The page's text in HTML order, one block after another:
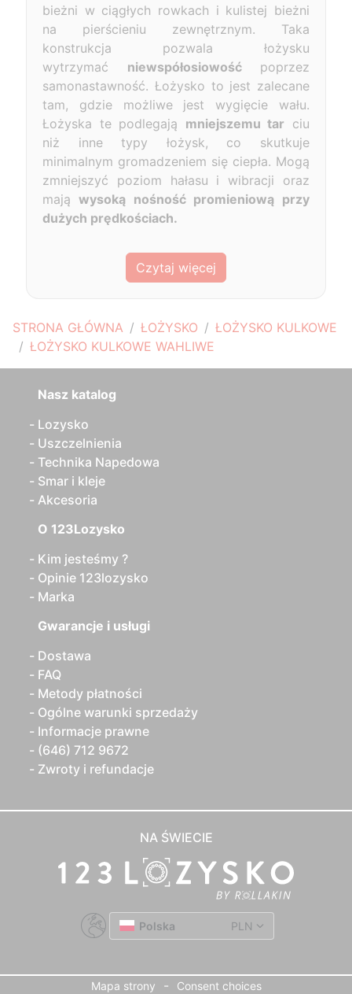
STRONA GŁÓWNA ŁOŻYSKO
ŁOŻYSKO KULKOWE
ŁOŻYSKO KULKOWE WAHLIWE
bieżni w ciągłych rowkach i kulistej bieżni
na pierścieniu zewnętrznym. Taka
konstrukcja pozwala łożysku
wytrzymać
niewspółosiowość
poprzez
samonastawność. Łożysko to jest zalecane
tam, gdzie możliwe jest wygięcie wału.
Łożyska te podlegają mniejszemu tar ciu
niż inne typy łożysk, co skutkuje
minimalnym gromadzeniem się ciepła. Mogą
zmniejszyć poziom hałasu i wibracji oraz
mają wysoką nośność promieniową przy
dużych prędkościach.
Czytaj więcej
Nasz katalog
Lozysko
Uszczelnienia
Technika Napedowa
Smar i kleje
Akcesoria
O 123Lozysko
Kim jesteśmy ?
Opinie 123lozysko
Marka
Gwarancje i usługi
Dostawa
FAQ
Metody płatności
Ogólne warunki sprzedaży
Informacje prawne
(646) 712 9672
Zwroty i refundacje
NA ŚWIECIE
Polska PLN
Mapa strony - Consent choices